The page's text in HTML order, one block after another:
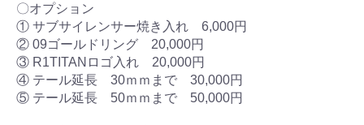
〇オプション
① サブサイレンサー焼き入れ 6,000円
② 09ゴールドリング 20,000円
③ R1TITANロゴ入れ 20,000円
④ テール延長 30ｍｍまで 30,000円
⑤ テール延長 50ｍｍまで 50,000円